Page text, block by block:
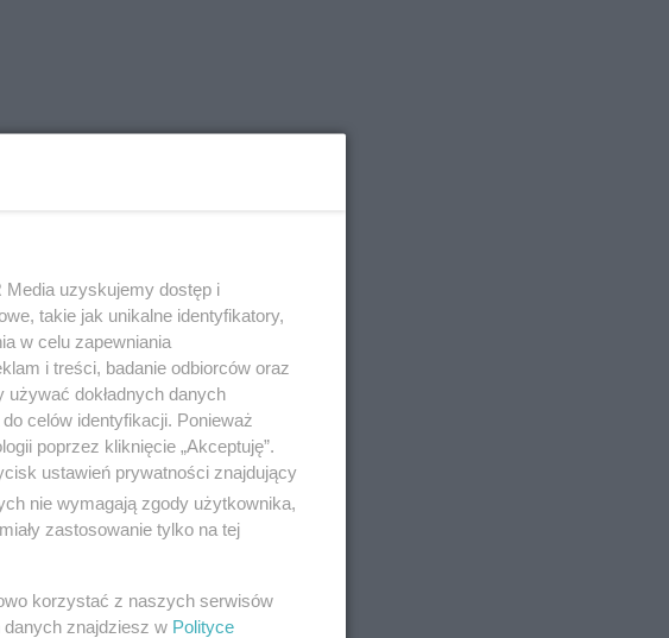
Media uzyskujemy dostęp i
takie jak unikalne identyfikatory,
w celu zapewniania
i treści, badanie odbiorców oraz
używać dokładnych danych
celów identyfikacji. Ponieważ
poprzez kliknięcie „Akceptuję”.
ustawień prywatności znajdujący
nie wymagają zgody użytkownika,
zastosowanie tylko na tej
korzystać z naszych serwisów
danych znajdziesz w Polityce